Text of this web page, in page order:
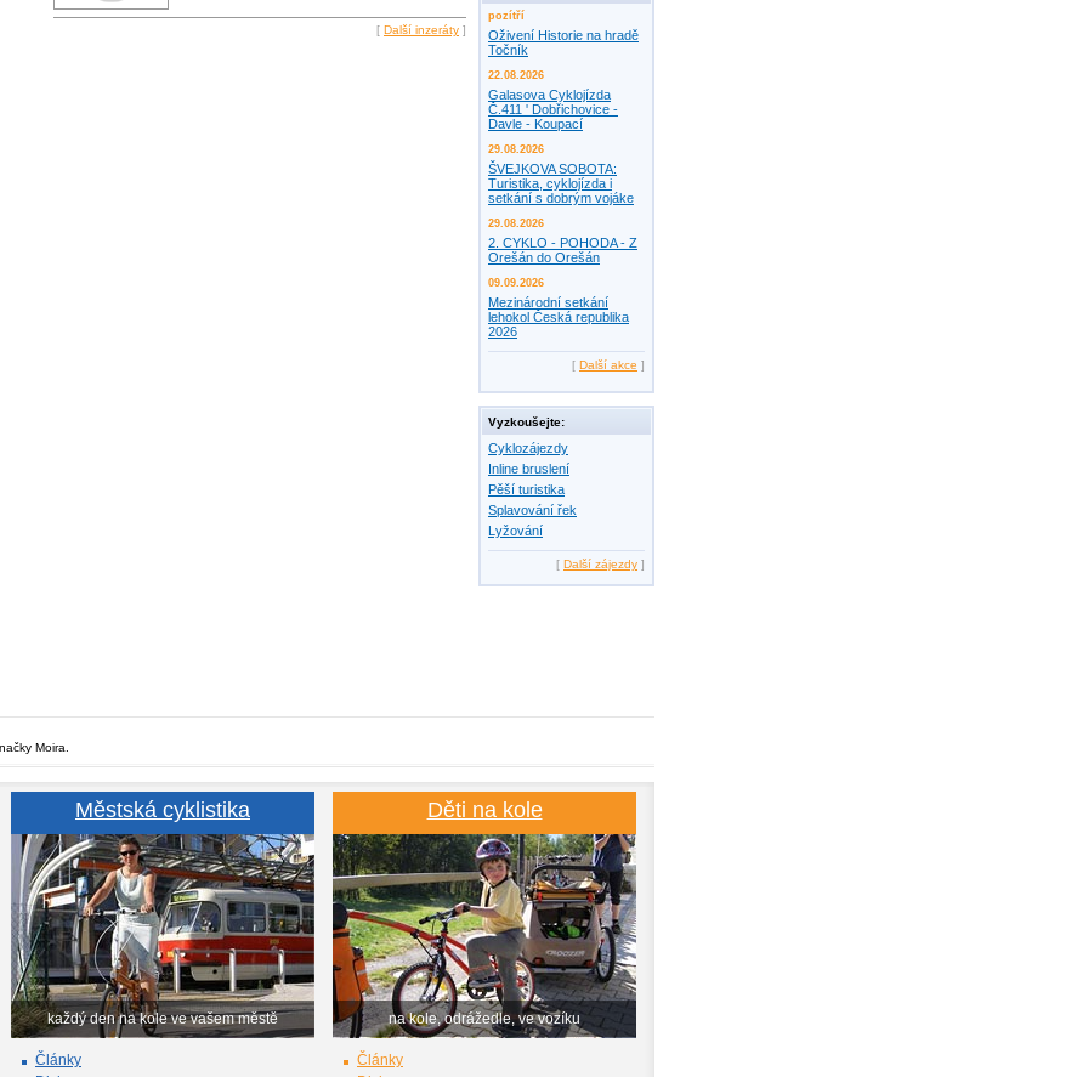
[ Další inzeráty ]
pozítří
Oživení Historie na hradě
Točník
22.08.2026
Galasova Cyklojízda
Č.411 ' Dobřichovice -
Davle - Koupací
29.08.2026
ŠVEJKOVA SOBOTA:
Turistika, cyklojízda i
setkání s dobrým vojáke
29.08.2026
2. CYKLO - POHODA - Z
Orešán do Orešán
09.09.2026
Mezinárodní setkání
lehokol Česká republika
2026
[ Další akce ]
Vyzkoušejte:
Cyklozájezdy
Inline bruslení
Pěší turistika
Splavování řek
Lyžování
[ Další zájezdy ]
Moira.
Městská cyklistika
každý den na kole ve vašem městě
Články
Děti na kole
na kole, odrážedle, ve vozíku
Články